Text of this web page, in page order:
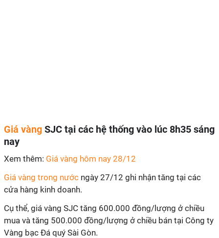
Giá vàng SJC tại các hệ thống vào lúc 8h35 sáng
nay
Xem thêm: Giá vàng hôm nay 28/12
Giá vàng trong nước ngày 27/12 ghi nhận tăng tại các
cửa hàng kinh doanh.
Cụ thể, giá vàng SJC tăng 600.000 đồng/lượng ở chiều
mua và tăng 500.000 đồng/lượng ở chiều bán tại Công ty
Vàng bạc Đá quý Sài Gòn.